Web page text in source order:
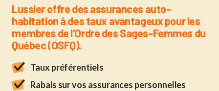
Assurance pour les
Lussier offre des assurances auto-
habitation à des taux avantageux pour les
membres de l’Ordre des Sages-Femmes du
Québec (OSFQ).
Taux préférentiels
Rabais sur vos assurances personnelles